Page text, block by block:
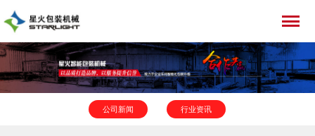
公司新闻 行业资讯